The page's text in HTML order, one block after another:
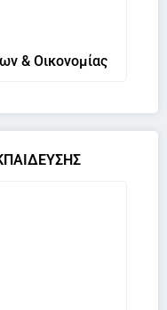
& Οικονομίας